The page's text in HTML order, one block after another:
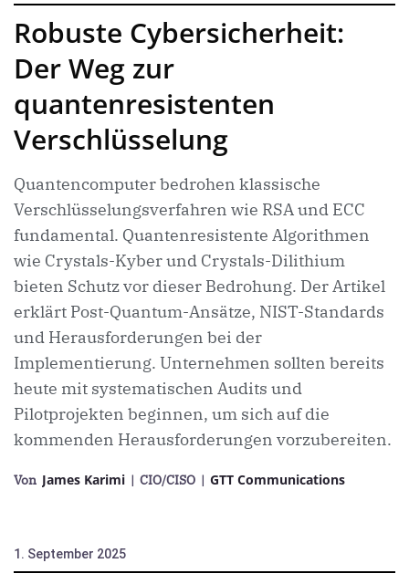
Robuste Cybersicherheit:
Der Weg zur
quantenresistenten
Verschlüsselung
Quantencomputer bedrohen klassische
Verschlüsselungsverfahren wie RSA und ECC
fundamental. Quantenresistente Algorithmen
wie Crystals-Kyber und Crystals-Dilithium
bieten Schutz vor dieser Bedrohung. Der Artikel
erklärt Post-Quantum-Ansätze, NIST-Standards
und Herausforderungen bei der
Implementierung. Unternehmen sollten bereits
heute mit systematischen Audits und
Pilotprojekten beginnen, um sich auf die
kommenden Herausforderungen vorzubereiten.
Von James Karimi | CIO/CISO | GTT Communications
1. September 2025